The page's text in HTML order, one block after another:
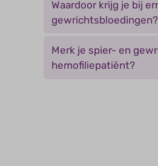
Waardoor krijg je bij
gewrichtsbloedingen?
Merk je spier- en
hemofiliepatiënt?